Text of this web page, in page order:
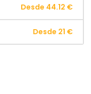
Desde 44.12 €
Desde 21 €